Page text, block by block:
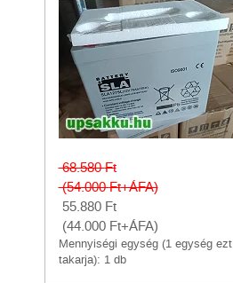
68.580Ft
(54.000Ft+ÁFA)
55.880 Ft
(44.000 Ft+ÁFA)
Mennyiségi egység (1 egység ezt
takarja): 1 db